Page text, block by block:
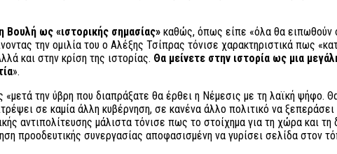
Βουλή ως «ιστορικής σημασίας» καθώς, όπως είπε «όλα θα ειπωθούν
την ομιλία του ο Αλέξης Τσίπρας τόνισε χαρακτηριστικά πως
και στην κρίση της ιστορίας. Θα μείνετε στην ιστορία ως μια
».
την ύβρη που διαπράξατε θα έρθει η Νέμεσις με τη λαϊκή ψήφο.
σε καμία άλλη κυβέρνηση, σε κανένα άλλο πολιτικό να
αντιπολίτευσης μάλιστα τόνισε πως το στοίχημα για τη χώρα και
προοδευτικής συνεργασίας αποφασισμένη να γυρίσει σελίδα